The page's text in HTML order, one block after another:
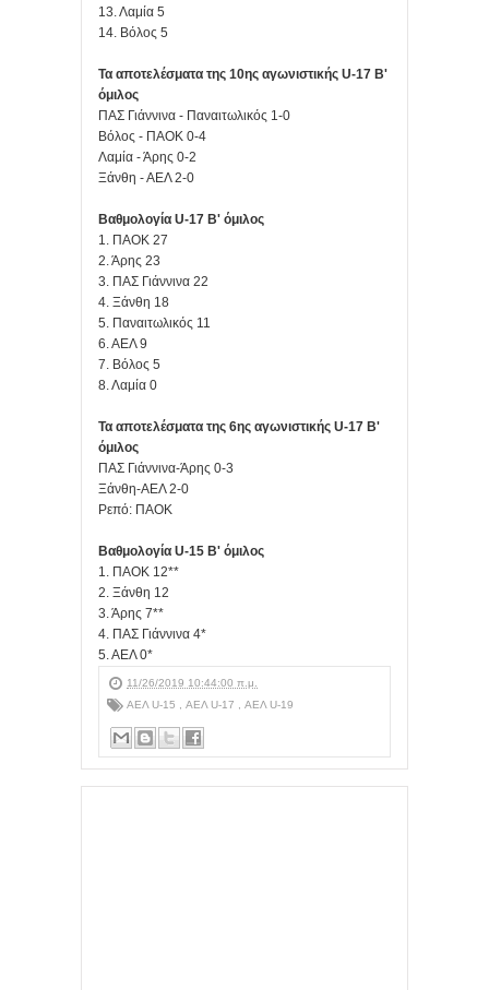
13. Λαμία 5
14. Βόλος 5
Τα αποτελέσματα της 10ης αγωνιστικής U-17 Β'
όμιλος
ΠΑΣ Γιάννινα - Παναιτωλικός 1-0
Βόλος - ΠΑΟΚ 0-4
Λαμία - Άρης 0-2
Ξάνθη - ΑΕΛ 2-0
Βαθμολογία U-17 Β' όμιλος
1. ΠΑΟΚ 27
2. Άρης 23
3. ΠΑΣ Γιάννινα 22
4. Ξάνθη 18
5. Παναιτωλικός 11
6. ΑΕΛ 9
7. Βόλος 5
8. Λαμία 0
Τα αποτελέσματα της 6ης αγωνιστικής U-17 Β'
όμιλος
ΠΑΣ Γιάννινα-Άρης 0-3
Ξάνθη-ΑΕΛ 2-0
Ρεπό: ΠΑΟΚ
Βαθμολογία U-15 Β' όμιλος
1. ΠΑΟΚ 12**
2. Ξάνθη 12
3. Άρης 7**
4. ΠΑΣ Γιάννινα 4*
5. ΑΕΛ 0*
11/26/2019 10:44:00 π.μ.
ΑΕΛ U-15
ΑΕΛ U-17 ΑΕΛ U-19